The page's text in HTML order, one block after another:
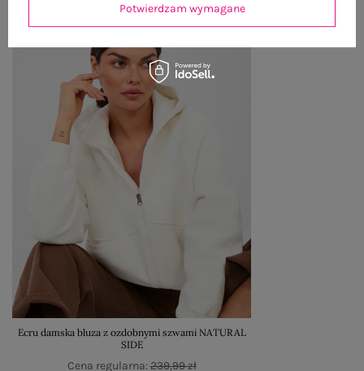
Ecru damska bluza z ozdobnymi szwami NATURAL
SIDE
Cena regularna:239,99 zł
Potwierdzam wymagane